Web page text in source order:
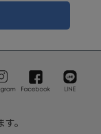
。